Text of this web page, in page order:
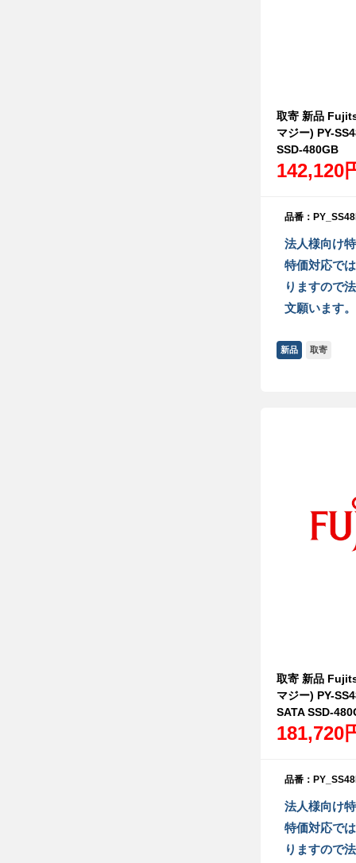
取寄 新品
マジー) PY-
SSD-480GB
142,120
品番：
法人様向け
特価対応で
りますので
文願います。
新品 取寄
取寄 新品
マジー) PY-
SATA SSD-
181,720
品番：
法人様向け
特価対応で
りますので